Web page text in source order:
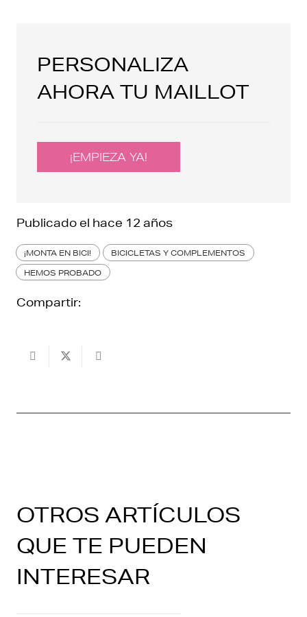
PERSONALIZA
AHORA TU MAILLOT
¡EMPIEZA YA!
Publicado el hace 12 años
¡MONTA EN BICI!
BICICLETAS Y COMPLEMENTOS
HEMOS PROBADO
Compartir:
OTROS ARTÍCULOS
QUE TE PUEDEN
INTERESAR